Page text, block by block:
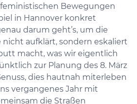
Bewegungen
in Hannover konkret
darum geht’s, um die
nicht aufklärt, sondern eskaliert
macht, was wir eigentlich
zur Planung des 8. März
dies hautnah miterleben
vergangenes Jahr mit
die Straßen